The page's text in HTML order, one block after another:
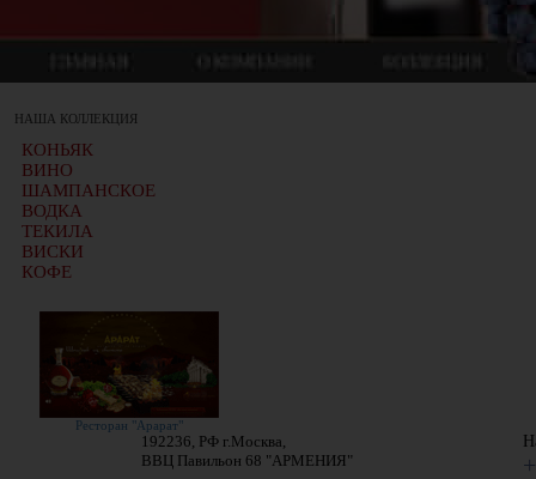
НАША КОЛЛЕКЦИЯ
КОНЬЯК
ВИНО
ШАМПАНСКОЕ
ВОДКА
ТЕКИЛА
ВИСКИ
КОФЕ
Ресторан "Арарат"
192236, РФ г.Москва,
ВВЦ Павильон 68 "АРМЕНИЯ"